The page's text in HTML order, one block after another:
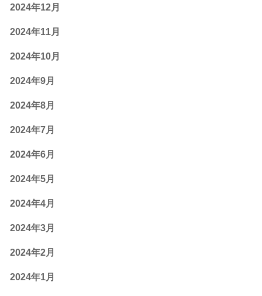
2024年12月
2024年11月
2024年10月
2024年9月
2024年8月
2024年7月
2024年6月
2024年5月
2024年4月
2024年3月
2024年2月
2024年1月